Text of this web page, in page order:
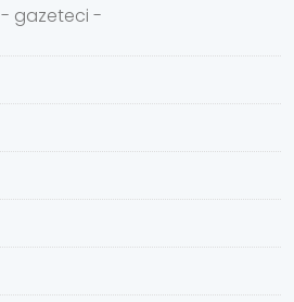
- gazeteci -